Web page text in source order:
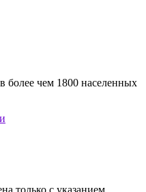
более чем 1800 населенных
только с указанием